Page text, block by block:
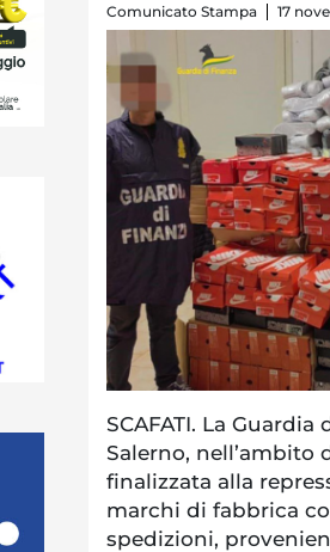
Comunicato Stampa 17
SCAFATI. La
Salerno,
finalizzata alla
marchi di fabbrica
spedizioni,